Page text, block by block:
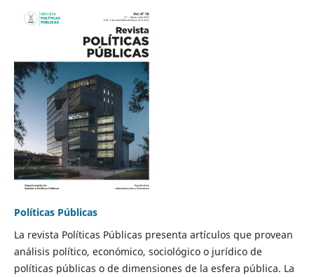
Políticas Públicas
La revista Políticas Públicas presenta artículos que provean
análisis político, económico, sociológico o jurídico de
políticas públicas o de dimensiones de la esfera pública. La